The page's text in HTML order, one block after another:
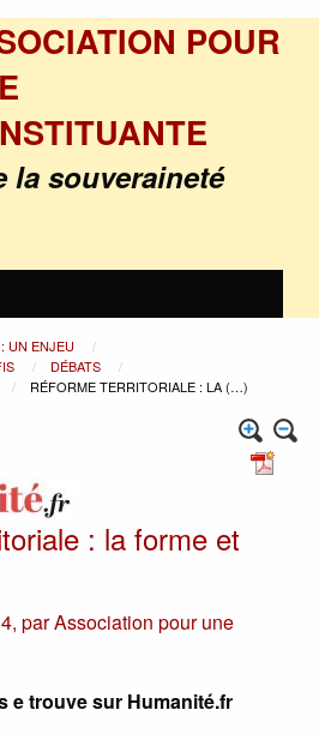
POUR
la souveraineté
UN ENJEU
DÉBATS
RÉFORME TERRITORIALE : LA (…)
: la forme et
, parAssociation pour une
e trouve sur Humanité.fr